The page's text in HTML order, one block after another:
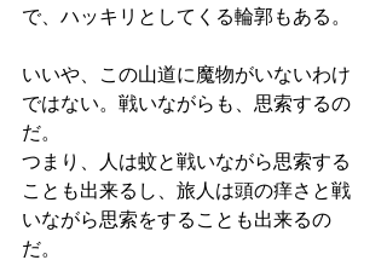
で、ハッキリとしてくる輪郭もある。
いいや、この山道に魔物がいないわけ
ではない。戦いながらも、思索するの
だ。
つまり、人は蚊と戦いながら思索する
ことも出来るし、旅人は頭の痒さと戦
いながら思索をすることも出来るの
だ。